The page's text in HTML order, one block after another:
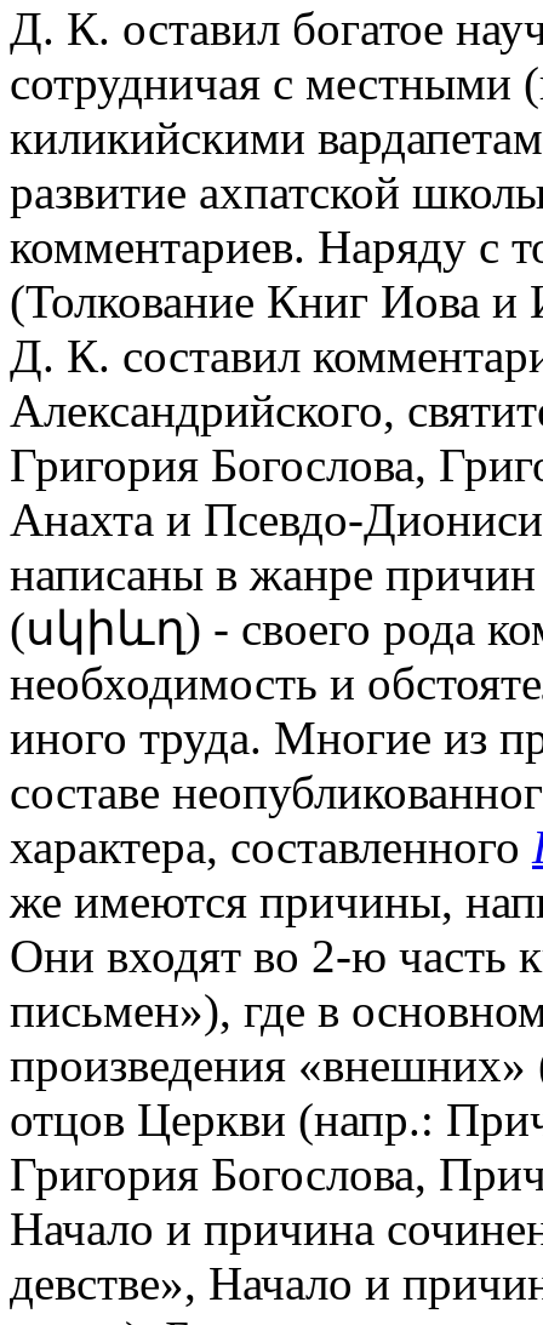
Д. К. оставил богатое
сотрудничая с
киликийскими
развитие ахпатской
комментариев. Наряду с
(Толкование Книг Иова и
Д. К. составил
Александрийского,
Григория Богослова,
Анахта и Псевдо-
написаны в жанре
(սկիևղ) - своего рода
необходимость и
иного труда. Многие из
составе
характера, составленного
же имеются причины,
Они входят во 2-ю часть
письмен»), где в
произведения «внешних»
отцов Церкви (напр.:
Григория Богослова,
Начало и причина
девстве», Начало и